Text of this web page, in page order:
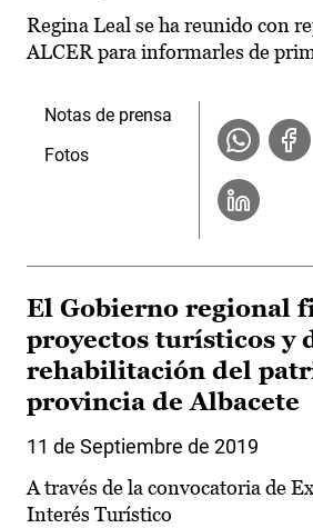
Regina Leal se ha reunido con
ALCER para informarles de
Notas de prensa
Fotos
El Gobierno regional
proyectos turísticos y
rehabilitación del
provincia de Albacete
11 de Septiembre de 2019
A través de la convocatoria de
Interés Turístico